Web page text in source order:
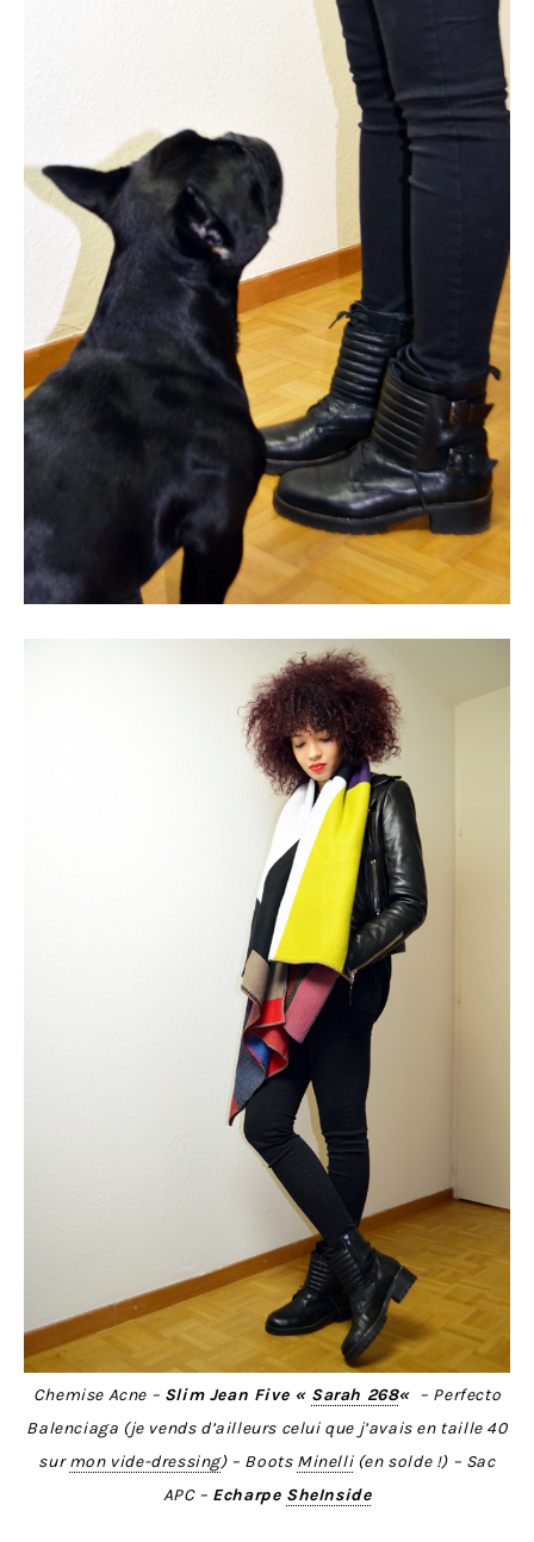
Chemise Acne – Slim Jean Five « Sarah 268« – Perfecto
Balenciaga (je vends d’ailleurs celui que j’avais en taille 40
surmon vide-dressing) – Boots Minelli(en solde !) – Sac
APC – Echarpe SheInside